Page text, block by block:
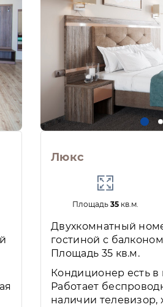
Люкс
Площадь 35кв.м.
Двухкомнатный
гостиной с
Площадь 35 кв.м.
Кондиционер есть в
Работает
наличии телевизор,